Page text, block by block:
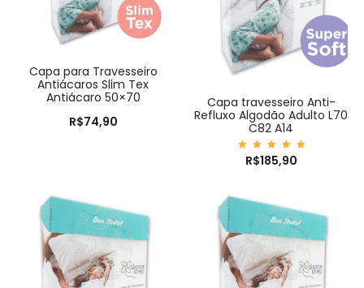
Capa para Travesseiro
Antiácaros Slim Tex
Antiácaro 50×70
R$74,90
Capa travesseiro Anti-
Refluxo Algodão Adulto L70
C82 A14
Avaliaç
ão
R$185,90